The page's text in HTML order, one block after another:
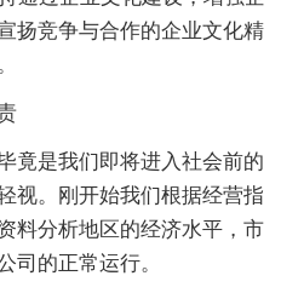
扬竞争与合作的企业文化精
竟是我们即将进入社会前的
视。刚开始我们根据经营指
料分析地区的经济水平，市
司的正常运行。